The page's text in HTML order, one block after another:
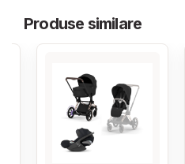
Produse similare